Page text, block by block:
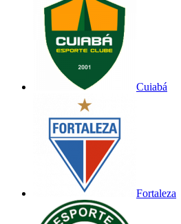
Cuiabá
Fortaleza